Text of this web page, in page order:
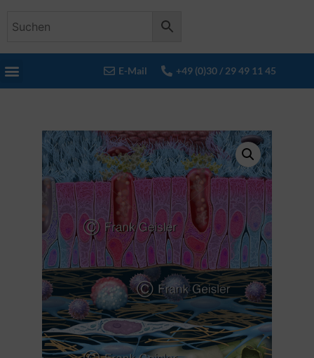
E-Mail +49 (0)30 / 29 49 11 45